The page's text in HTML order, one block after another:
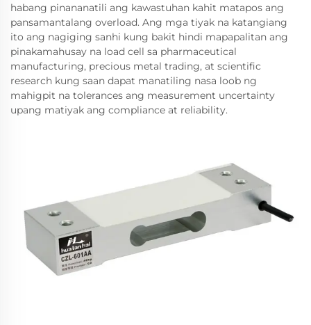
habang pinananatili ang kawastuhan kahit matapos ang
pansamantalang overload. Ang mga tiyak na katangiang
ito ang nagiging sanhi kung bakit hindi mapapalitan ang
pinakamahusay na load cell sa pharmaceutical
manufacturing, precious metal trading, at scientific
research kung saan dapat manatiling nasa loob ng
mahigpit na tolerances ang measurement uncertainty
upang matiyak ang compliance at reliability.